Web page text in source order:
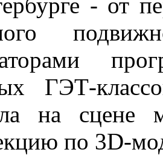
ГЭТ-
на сцене
по 3D-